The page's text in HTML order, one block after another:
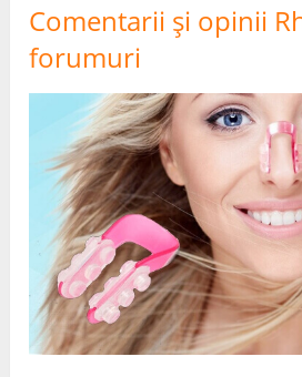
Comentarii și opinii
forumuri